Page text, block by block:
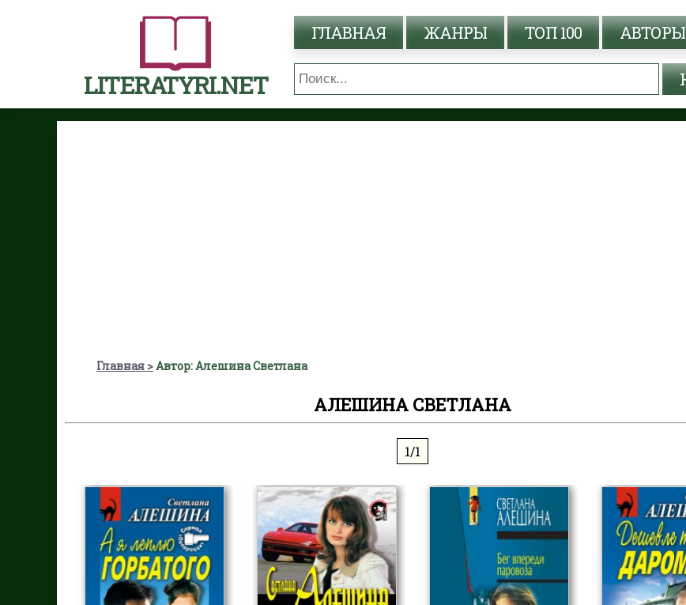
LITERATYRI.NET
ГЛАВНАЯ ЖАНРЫ ТОП 100 АВТОРЫ
Главная Автор: Алешина Светлана
АЛЕШИНА СВЕТЛАНА
1/1